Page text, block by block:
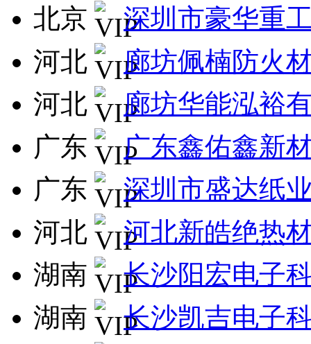
北京
深圳市豪华重
河北
廊坊佩楠防火
河北
廊坊华能泓裕
广东
广东鑫佑鑫新
广东
深圳市盛达纸
河北
河北新皓绝热
湖南
长沙阳宏电子
湖南
长沙凯吉电子